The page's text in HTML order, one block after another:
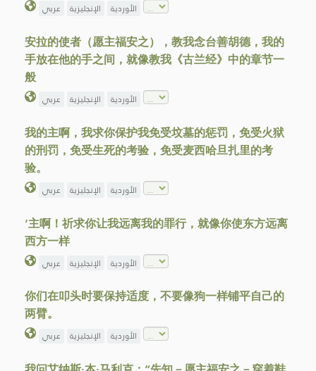
عربي الإنجليزية الأوردية
安拉的使者（愿主福安之），教我念台善胡德，我的
手放在他的手之间，就像教我《古兰经》中的章节一
般
عربي الإنجليزية الأوردية
我的主啊，我求你保护我免受坟墓的惩罚，免受火狱
的刑罚，免受生死的考验，免受麦西哈旦扎里的考
验。
عربي الإنجليزية الأوردية
‘主啊！祈求你让我远离我的罪行，就像你使东方远离
西方一样
عربي الإنجليزية الأوردية
你们在叩头时要保持适度，不要像狗一样铺平自己的
两臂。
عربي الإنجليزية الأوردية